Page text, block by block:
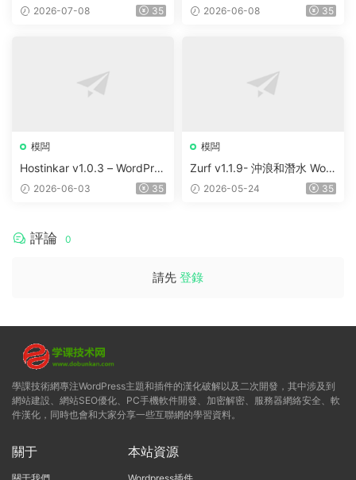
Elementor WordPress Them
2026-07-08 35
ortfolio & Digital Agency Wo
2026-06-08 35
模闆
Hostinkar v1.0.3 – WordPres
s & WHMCS 主題
2026-06-03 35
模闆
Zurf v1.1.9- 沖浪和潛水 Wor
dPress主題
2026-05-24 35
評論 0
請先 登錄
學課技術網專注WordPress主題和插件的漢化破解以及二次開發，其中涉及到
網站建設、網站SEO優化、PC手機軟件開發、加密解密、服務器網絡安全、軟
件漢化，同時也會和大家分享一些互聯網的學習資料。
關于 本站資源